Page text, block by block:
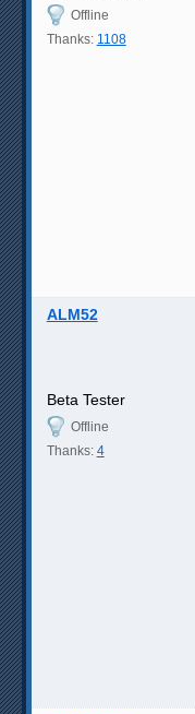
Offline
Thanks: 1108
ALM52
Beta Tester
Offline
Thanks: 4